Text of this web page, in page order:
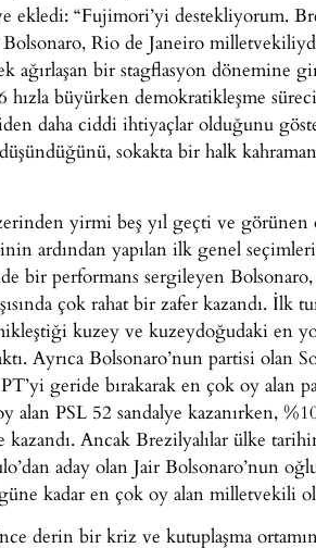
ekledi: “Fujimori’yi destekliyorum.
Rio de Janeiro
ağırlaşan bir stagflasyon dönemine
büyürken demokratikleşme
daha ciddi ihtiyaçlar olduğunu
sokakta bir halk
yirmi beş yıl geçti ve
ardından yapılan ilk genel
bir performans sergileyen
çok rahat bir zafer kazandı.
kuzey ve kuzeydoğudaki en
Ayrıca Bolsonaro’nun partisi olan
geride bırakarak en çok oy alan
alan PSL 52 sandalye kazanırken,
kazandı. Ancak Brezilyalılar ülke
aday olan Jair Bolsonaro’nun
kadar en çok oy alan milletvekili
derin bir kriz ve kutuplaşma